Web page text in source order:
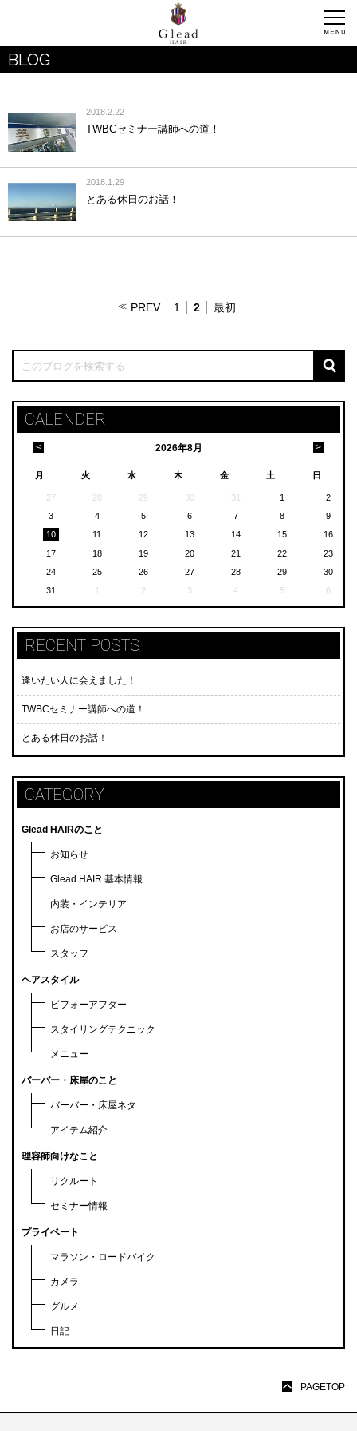
BLOG
2018.2.22
TWBCセミナー講師への道！
2018.1.29
とある休日のお話！
PREV 1 2 最初
CALENDER
2026年8月
< >
月 火 水 木 金 土 日
27 28 29 30 31 1
2
3
4 5 6 7 8
9
10
11 12 13 14 15
16
17
18 19 20 21 22
23
24
25 26 27 28 29
30
31
1 2 3 4 5 6
RECENT POSTS
逢いたい人に会えました！
TWBCセミナー講師への道！
とある休日のお話！
CATEGORY
Glead HAIRのこと
お知らせ
Glead HAIR 基本情報
内装・インテリア
お店のサービス
スタッフ
ヘアスタイル
ビフォーアフター
スタイリングテクニック
メニュー
バーバー・床屋のこと
バーバー・床屋ネタ
アイテム紹介
理容師向けなこと
リクルート
セミナー情報
プライベート
マラソン・ロードバイク
カメラ
グルメ
日記
PAGETOP